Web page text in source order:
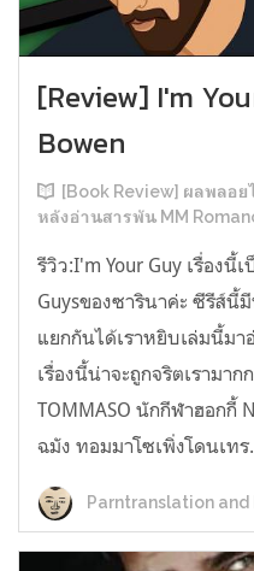
[Review] I'm
Bowen
[Book Review] ผลพลอ
หลังอ่านสารพัน MM
รีวิว:I'm Your Guy เรื่องนี้
Guysของซารินาค่ะ ซีรีส์นี้
แยกกันได้เราหยิบเล่มนี้มา
เรื่องนี้น่าจะถูกจริตเรามาก
TOMMASO นักกีฬาฮอกกี้
ฉมัง ทอมมาโซเพิ่งโดนเทร
Parntranslation and